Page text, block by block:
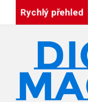
Rychlý přehled